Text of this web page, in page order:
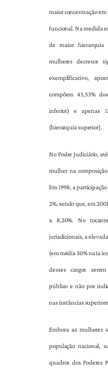
maior concentração
funcional. Na medida
de maior
mulheres decresce
exemplificativo,
compõem 45,53%
inferior) e apenas
(hierarquia superior).
No Poder Judiciário,
mulher na
Em 1998, a
2%, sendo que, em
a 8,20%. No
jurisdicionais, a
(em média 30% na 1a
desses cargos
público e não por
nas instâncias
Embora as mulheres
população nacional,
quadros dos Poderes